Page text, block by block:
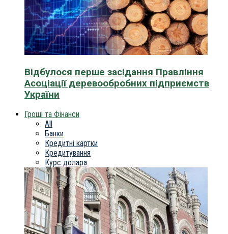
Відбулося перше засідання Правління
Асоціації деревообробних підприємств
України
Гроші та Фінанси
All
Банки
Кредитні картки
Кредитування
Курс долара